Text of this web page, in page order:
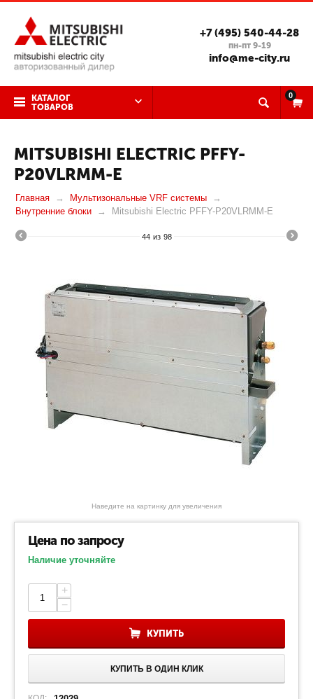
+7 (495) 540-44-28
пн-пт 9-19
info@me-city.ru
КАТАЛОГ
ТОВАРОВ
0
MITSUBISHI ELECTRIC PFFY-
P20VLRMM-E
Главная
Мультизональные VRF системы
Внутренние блоки
Mitsubishi Electric PFFY-P20VLRMM-E
44 из 98
Наведите на картинку для увеличения
Цена по запросу
Наличие уточняйте
+
−
КУПИТЬ
КУПИТЬ В ОДИН КЛИК